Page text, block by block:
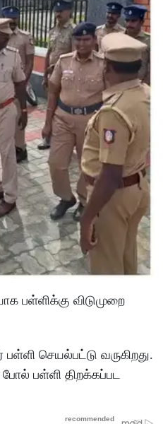
பள்ளிக்கு விடுமுறை
செயல்பட்டு வருகிறது.
பள்ளி திறக்கப்பட